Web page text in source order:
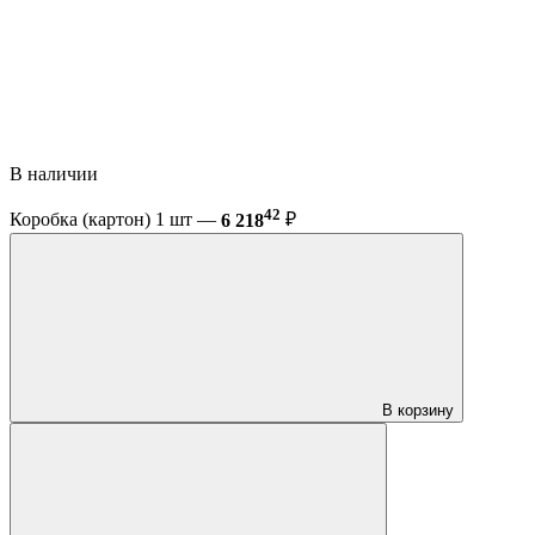
В наличии
Коробка (картон) 1 шт — 6 21842 ₽
В корзину